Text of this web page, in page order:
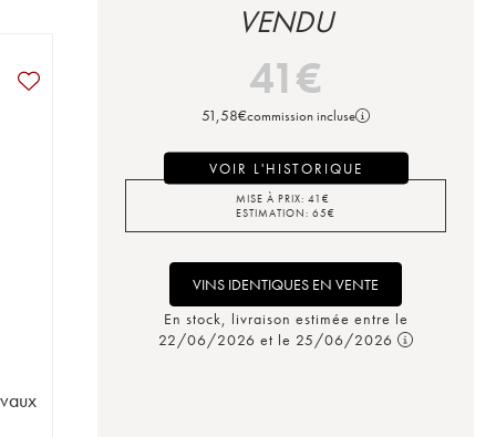
VENDU
41€
51,58€commission incluse
VOIR L'HISTORIQUE
MISE À PRIX: 41 €
ESTIMATION: 65€
VINS IDENTIQUES EN VENTE
En stock, livraison estimée entre le
22/06/2026 et le 25/06/2026